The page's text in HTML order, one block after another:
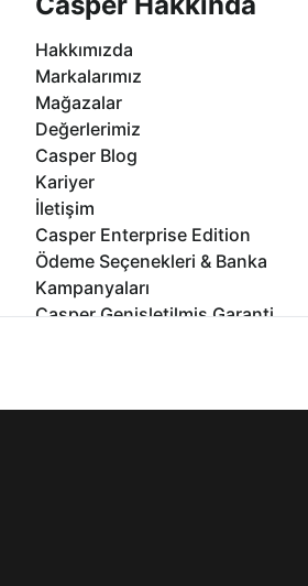
Hakkımızda
Markalarımız
Mağazalar
Değerlerimiz
Casper Blog
Kariyer
İletişim
Casper Enterprise Edition
Ödeme Seçenekleri & Banka
Kampanyaları
Casper Genişletilmiş Garanti